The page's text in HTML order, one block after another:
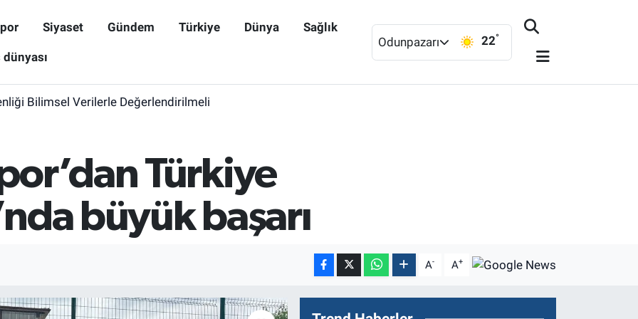
Siyaset Gündem Türkiye Dünya Sağlık
Odunpazarı 22°
Bilimsel Verilerle Değerlendirilmeli
Türkiye
büyük başarı
A- A+